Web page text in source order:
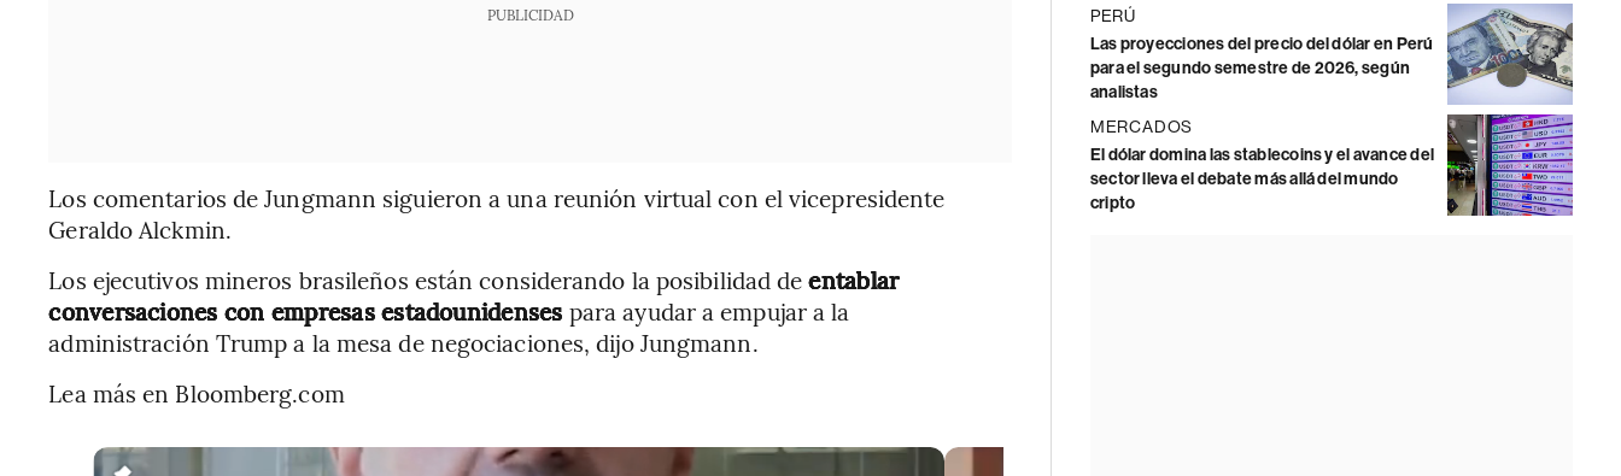
PUBLICIDAD
Los comentarios de Jungmann siguieron a una reunión virtual con el vicepresidente
Geraldo Alckmin.
Los ejecutivos mineros brasileños están considerando la posibilidad deentablar
conversaciones con empresas estadounidenses para ayudar a empujar a la
administración Trump a la mesa de negociaciones, dijo Jungmann.
Lea más en Bloomberg.com
PERÚ
Las proyecciones del precio del dólar en Perú
para el segundo semestre de 2026, según
analistas
MERCADOS
El dólar domina las stablecoins y el avance del
sector lleva el debate más allá del mundo
cripto